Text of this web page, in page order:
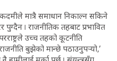
मात्रै समाधान निकाल्न सकिने
पुग्दैन । राजनीतिक तहबाट प्रभावित
उच्च तहको कूटनीति
बुझेको मान्छे पठाउनुपर्‍यो,’